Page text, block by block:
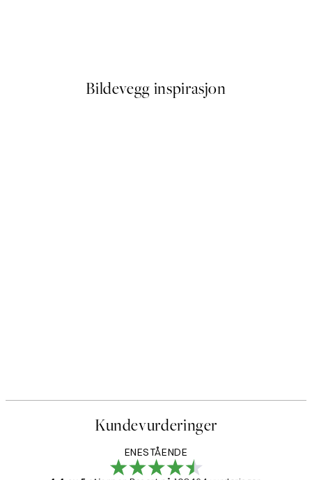
Bildevegg inspirasjon
Kundevurderinger
ENESTÅENDE